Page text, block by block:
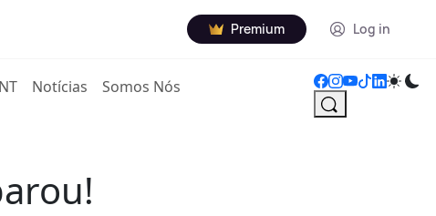
Premium Log in
Notícias Somos Nós